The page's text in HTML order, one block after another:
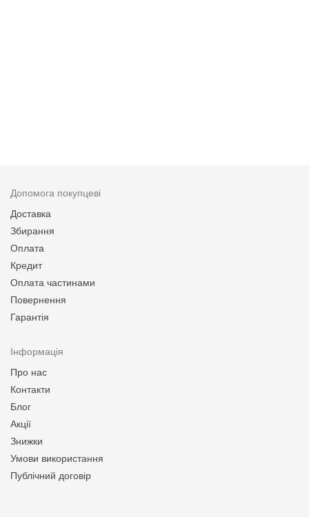
Допомога покупцеві
Доставка
Збирання
Оплата
Кредит
Оплата частинами
Повернення
Гарантія
Інформація
Про нас
Контакти
Блог
Акції
Знижки
Умови використання
Публічний договір